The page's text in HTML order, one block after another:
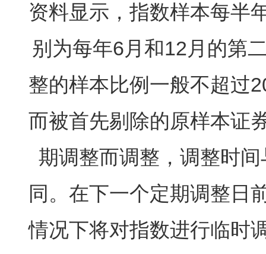
资料显示，指数样本每半
别为每年6月和12月的第
整的样本比例一般不超过
而被首先剔除的原样本证
期调整而调整，调整时
同。在下一个定期调整日
情况下将对指数进行临时